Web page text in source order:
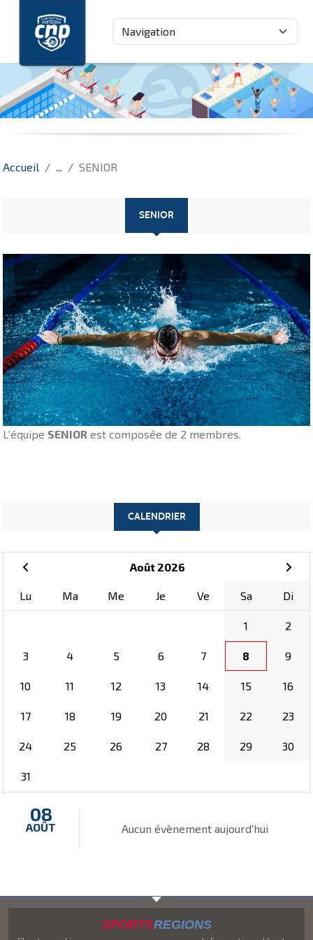
Accueil SENIOR
SENIOR
L'équipe SENIOR est composée de 2 membres.
CALENDRIER
Août 2026
Lu Ma Me Je Ve Sa Di
1 2
3 4 5 6 7 8 9
10 11 12 13 14 15 16
17 18 19 20 21 22 23
24 25 26 27 28 29 30
31
08
AOÛT Aucun évènement aujourd'hui
SPORTSREGIONS